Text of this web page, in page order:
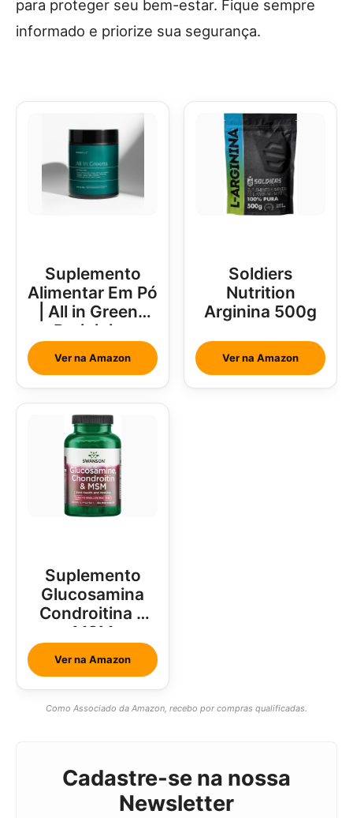
para proteger seu bem-estar. Fique sempre
informado e priorize sua segurança.
Suplemento
Alimentar Em Pó
| All in Greens
Brainjuice
Abacaxi Com
Hortelã
Ver na Amazon
Soldiers
Nutrition
Arginina 500g
Ver na Amazon
Suplemento
Glucosamina
Condroitina e
MSM
Ver na Amazon
Como Associado da Amazon, recebo por compras qualificadas.
Cadastre-se na nossa
Newsletter